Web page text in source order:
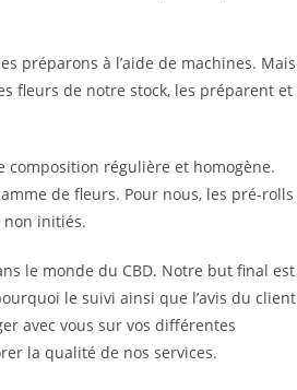
préparons à l’aide de machines. Mais
fleurs de notre stock, les préparent et
composition régulière et homogène.
de fleurs. Pour nous, les pré-rolls
non initiés.
le monde du CBD. Notre but final est
le suivi ainsi que l’avis du client
avec vous sur vos différentes
la qualité de nos services.